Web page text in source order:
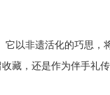
以非遗活化的巧思，
，还是作为伴手礼